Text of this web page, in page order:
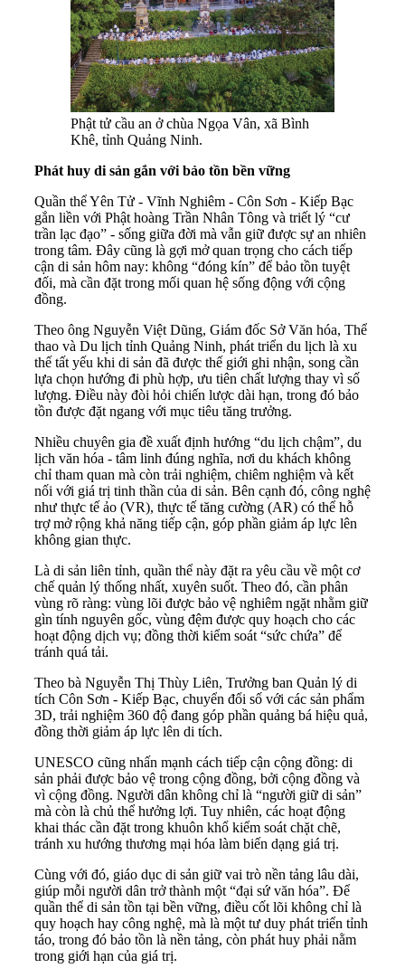
Phật tử cầu an ở chùa Ngọa Vân, xã Bình
Khê, tỉnh Quảng Ninh.
Phát huy di sản gắn với bảo tồn bền vững
Quần thể Yên Tử - Vĩnh Nghiêm - Côn Sơn - Kiếp Bạc
gắn liền với Phật hoàng Trần Nhân Tông và triết lý “cư
trần lạc đạo” - sống giữa đời mà vẫn giữ được sự an nhiên
trong tâm. Đây cũng là gợi mở quan trọng cho cách tiếp
cận di sản hôm nay: không “đóng kín” để bảo tồn tuyệt
đối, mà cần đặt trong mối quan hệ sống động với cộng
đồng.
Theo ông Nguyễn Việt Dũng, Giám đốc Sở Văn hóa, Thể
thao và Du lịch tỉnh Quảng Ninh, phát triển du lịch là xu
thế tất yếu khi di sản đã được thế giới ghi nhận, song cần
lựa chọn hướng đi phù hợp, ưu tiên chất lượng thay vì số
lượng. Điều này đòi hỏi chiến lược dài hạn, trong đó bảo
tồn được đặt ngang với mục tiêu tăng trưởng.
Nhiều chuyên gia đề xuất định hướng “du lịch chậm”, du
lịch văn hóa - tâm linh đúng nghĩa, nơi du khách không
chỉ tham quan mà còn trải nghiệm, chiêm nghiệm và kết
nối với giá trị tinh thần của di sản. Bên cạnh đó, công nghệ
như thực tế ảo (VR), thực tế tăng cường (AR) có thể hỗ
trợ mở rộng khả năng tiếp cận, góp phần giảm áp lực lên
không gian thực.
Là di sản liên tỉnh, quần thể này đặt ra yêu cầu về một cơ
chế quản lý thống nhất, xuyên suốt. Theo đó, cần phân
vùng rõ ràng: vùng lõi được bảo vệ nghiêm ngặt nhằm giữ
gìn tính nguyên gốc, vùng đệm được quy hoạch cho các
hoạt động dịch vụ; đồng thời kiểm soát “sức chứa” để
tránh quá tải.
Theo bà Nguyễn Thị Thùy Liên, Trưởng ban Quản lý di
tích Côn Sơn - Kiếp Bạc, chuyển đổi số với các sản phẩm
3D, trải nghiệm 360 độ đang góp phần quảng bá hiệu quả,
đồng thời giảm áp lực lên di tích.
UNESCO cũng nhấn mạnh cách tiếp cận cộng đồng: di
sản phải được bảo vệ trong cộng đồng, bởi cộng đồng và
vì cộng đồng. Người dân không chỉ là “người giữ di sản”
mà còn là chủ thể hưởng lợi. Tuy nhiên, các hoạt động
khai thác cần đặt trong khuôn khổ kiểm soát chặt chẽ,
tránh xu hướng thương mại hóa làm biến dạng giá trị.
Cùng với đó, giáo dục di sản giữ vai trò nền tảng lâu dài,
giúp mỗi người dân trở thành một “đại sứ văn hóa”. Để
quần thể di sản tồn tại bền vững, điều cốt lõi không chỉ là
quy hoạch hay công nghệ, mà là một tư duy phát triển tỉnh
táo, trong đó bảo tồn là nền tảng, còn phát huy phải nằm
trong giới hạn của giá trị.